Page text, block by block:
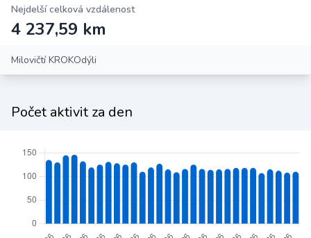
Nejdelší celková vzdálenost
4 237,59 km
Milovičtí KROKOdýli
Počet aktivit za den